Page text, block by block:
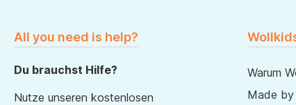
All you need is help?
Du brauchst Hilfe?
Nutze unseren kostenlosen
Warum
Made by